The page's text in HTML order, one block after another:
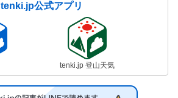
tenki.jp公式アプリ
tenki.jp 登山天気